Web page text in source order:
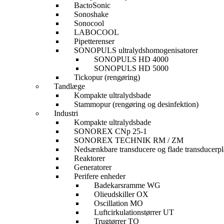
BactoSonic
Sonoshake
Sonocool
LABOCOOL
Pipetterenser
SONOPULS ultralydshomogenisatorer
SONOPULS HD 4000
SONOPULS HD 5000
Tickopur (rengøring)
Tandlæge
Kompakte ultralydsbade
Stammopur (rengøring og desinfektion)
Industri
Kompakte ultralydsbade
SONOREX CNp 25-1
SONOREX TECHNIK RM / ZM
Nedsænkbare transducere og flade
Reaktorer
Generatorer
Perifere enheder
Badekarsramme WG
Olieudskiller OX
Oscillation MO
Luftcirkulationstørrer UT
Trugtørrer TO